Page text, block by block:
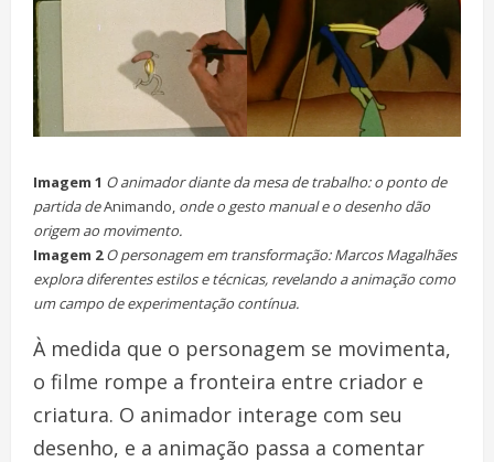
Imagem 1 O animador diante da mesa de trabalho: o ponto de
partida deAnimando, onde o gesto manual e o desenho dão
origem ao movimento.
Imagem 2 O personagem em transformação: Marcos Magalhães
explora diferentes estilos e técnicas, revelando a animação como
um campo de experimentação contínua.
À medida que o personagem se movimenta,
o filme rompe a fronteira entre criador e
criatura. O animador interage com seu
desenho, e a animação passa a comentar